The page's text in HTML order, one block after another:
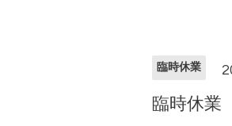
臨時休業
臨時休業